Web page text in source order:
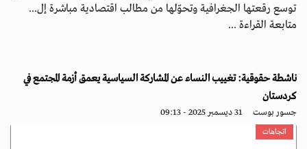
توسع رقعتها الجغرافية وتحوّلها من مطالب اقتصادية مباشرة إل...
متابعة القراءة ...
ناشطة حقوقية: تغييب النساء عن المشاركة السياسية يعمق أزمة المجتمع في
كردستان
جسور بوست 31 ديسمبر 2025 - 09:13
اتجاهات